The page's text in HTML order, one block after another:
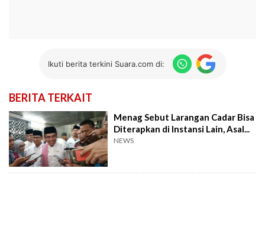
Ikuti berita terkini Suara.com di:
BERITA TERKAIT
Menag Sebut Larangan Cadar Bisa
Diterapkan di Instansi Lain, Asal...
NEWS